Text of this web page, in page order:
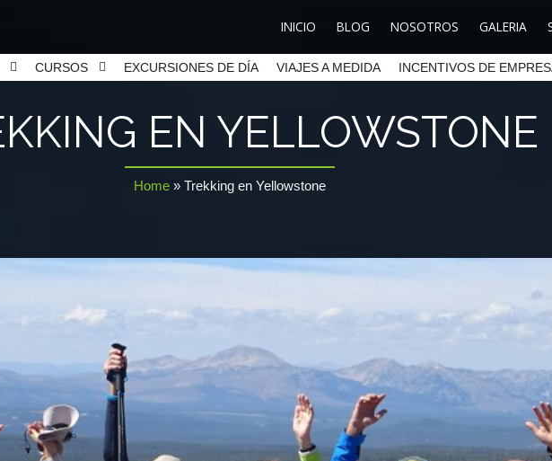
INICIO BLOG NOSOTROS GALERIA
CURSOS EXCURSIONES DE DÍA VIAJES A MEDIDA INCENTIVOS DE
EN YELLOWSTONE
Home » Trekking en Yellowstone